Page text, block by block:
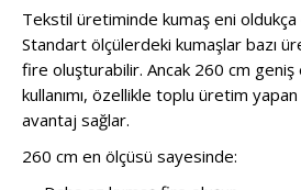
Tekstil üretiminde kumaş eni
Standart ölçülerdeki kumaşlar bazı
fire oluşturabilir. Ancak 260 cm geniş
kullanımı, özellikle toplu üretim
avantaj sağlar.
260 cm en ölçüsü sayesinde: